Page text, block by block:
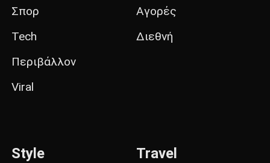
Σπορ
Tech
Περιβάλλον
Viral
Αγορές
Διεθνή
Style Travel